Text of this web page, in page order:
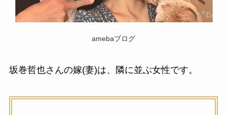
amebaブログ
坂巻哲也さんの嫁(妻)は、隣に並ぶ女性です。